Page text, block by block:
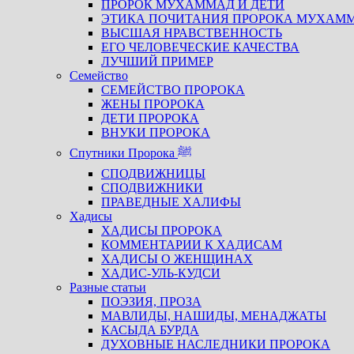
ПРОРОК МУХАММАД И ДЕТИ
ЭТИКА ПОЧИТАНИЯ ПРОРОКА
ВЫСШАЯ НРАВСТВЕННОСТЬ
ЕГО ЧЕЛОВЕЧЕСКИЕ КАЧЕСТВА
ЛУЧШИЙ ПРИМЕР
Семейство
СЕМЕЙСТВО ПРОРОКА
ЖЕНЫ ПРОРОКА
ДЕТИ ПРОРОКА
ВНУКИ ПРОРОКА
Спутники Пророка ﷺ
СПОДВИЖНИЦЫ
СПОДВИЖНИКИ
ПРАВЕДНЫЕ ХАЛИФЫ
Хадисы
ХАДИСЫ ПРОРОКА
КОММЕНТАРИИ К ХАДИСАМ
ХАДИСЫ О ЖЕНЩИНАХ
ХАДИС-УЛЬ-КУДСИ
Разные статьи
ПОЭЗИЯ, ПРОЗА
МАВЛИДЫ, НАШИДЫ, МЕНАДЖАТЫ
КАСЫДА БУРДА
ДУХОВНЫЕ НАСЛЕДНИКИ ПРОРОКА